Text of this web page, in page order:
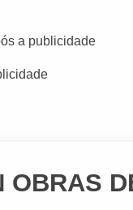
a publicidade
OBRAS